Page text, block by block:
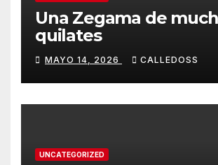
Una Zegama de
quilates
MAYO 14, 2026 CALLEDOSS
UNCATEGORIZED